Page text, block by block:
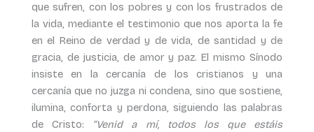
que sufren, con los pobres y con los frustrados de
la vida, mediante el testimonio que nos aporta la fe
en el Reino de verdad y de vida, de santidad y de
gracia, de justicia, de amor y paz. El mismo Sínodo
insiste en la cercanía de los cristianos y una
cercanía que no juzga ni condena, sino que sostiene,
ilumina, conforta y perdona, siguiendo las palabras
de Cristo:
“Venid a mí, todos los que estáis